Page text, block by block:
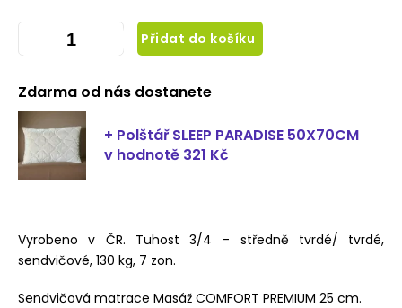
Přidat do košíku
Zdarma od nás dostanete
+ Polštář SLEEP PARADISE 50X70CM
v hodnotě 321 Kč
Vyrobeno v ČR. Tuhost 3/4 – středně tvrdé/ tvrdé,
sendvičové, 130 kg, 7 zon.
Sendvičová matrace Masáž COMFORT PREMIUM 25 cm.